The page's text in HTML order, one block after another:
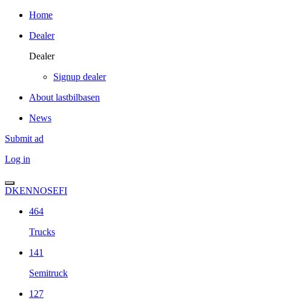
Home
Dealer
Dealer
Signup dealer
About lastbilbasen
News
Submit ad
Log in
DKENNOSEFI
464
Trucks
141
Semitruck
127